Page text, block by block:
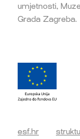
umjetnosti,
Grada Zagreba.
esf.hr